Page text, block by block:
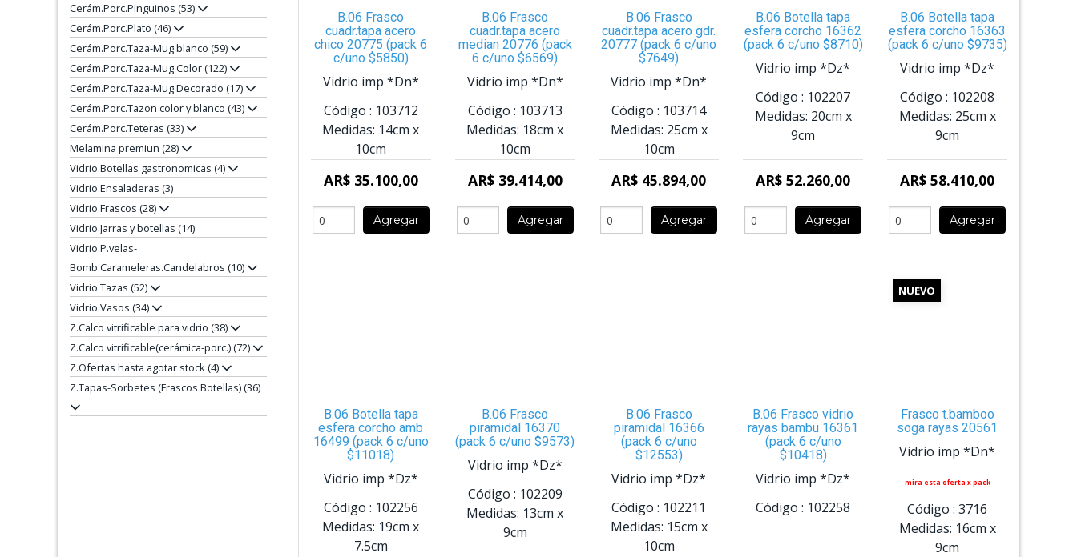
Cerám.Porc.Pinguinos (53)
Cerám.Porc.Plato (46)
Cerám.Porc.Taza-Mug blanco (59)
Cerám.Porc.Taza-Mug Color (122)
Cerám.Porc.Taza-Mug Decorado (17)
Cerám.Porc.Tazon color y blanco (43)
Cerám.Porc.Teteras (33)
Melamina premiun (28)
Vidrio.Botellas gastronomicas (4)
Vidrio.Ensaladeras (3)
Vidrio.Frascos (28)
Vidrio.Jarras y botellas (14)
Vidrio.P.velas-
Bomb.Carameleras.Candelabros (10)
Vidrio.Tazas (52)
Vidrio.Vasos (34)
Z.Calco vitrificable para vidrio (38)
Z.Calco vitrificable(cerámica-porc.) (72)
Z.Ofertas hasta agotar stock (4)
Z.Tapas-Sorbetes (Frascos Botellas) (36)
B.06 Frasco
cuadr.tapa acero
chico 20775 (pack 6
c/uno $5850)
Vidrio imp *Dn*
Código : 103712
Medidas: 14cm x
10cm
AR$ 35.100,00
Agregar
B.06 Frasco
cuadr.tapa acero
median 20776 (pack
6 c/uno $6569)
Vidrio imp *Dn*
Código : 103713
Medidas: 18cm x
10cm
AR$ 39.414,00
Agregar
B.06 Frasco
cuadr.tapa acero gdr.
20777 (pack 6 c/uno
$7649)
Vidrio imp *Dn*
Código : 103714
Medidas: 25cm x
10cm
AR$ 45.894,00
Agregar
B.06 Botella tapa
esfera corcho 16362
(pack 6 c/uno $8710)
Vidrio imp *Dz*
Código : 102207
Medidas: 20cm x
9cm
AR$ 52.260,00
Agregar
B.06 Botella tapa
esfera corcho 16363
(pack 6 c/uno $9735)
Vidrio imp *Dz*
Código : 102208
Medidas: 25cm x
9cm
AR$ 58.410,00
Agregar
B.06 Botella tapa
esfera corcho amb
16499 (pack 6 c/uno
$11018)
Vidrio imp *Dz*
Código : 102256
Medidas: 19cm x
7.5cm
B.06 Frasco
piramidal 16370
(pack 6 c/uno $9573)
Vidrio imp *Dz*
Código : 102209
Medidas: 13cm x
9cm
B.06 Frasco
piramidal 16366
(pack 6 c/uno
$12553)
Vidrio imp *Dz*
Código : 102211
Medidas: 15cm x
10cm
B.06 Frasco vidrio
rayas bambu 16361
(pack 6 c/uno
$10418)
Vidrio imp *Dz*
Código : 102258
NUEVO
Frasco t.bamboo
soga rayas 20561
Vidrio imp *Dn*
mira esta oferta x pack
Código : 3716
Medidas: 16cm x
9cm